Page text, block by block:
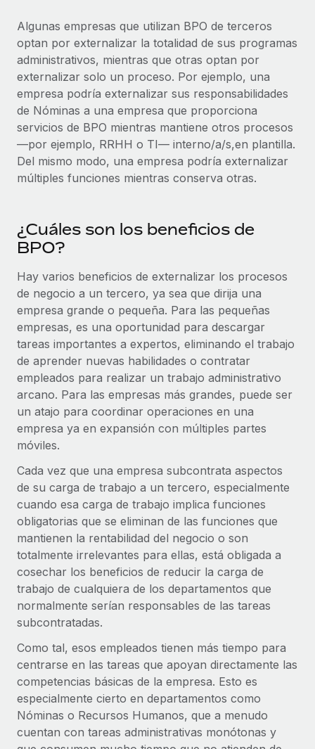
Pento se convierte en un empleador equitativo
con Remote
Gestionar las nóminas internamente es complicado. Tardas
semanas en hacerlo manualmente y, al mes...
Más información
Algunas empresas que utilizan BPO de terceros
optan por externalizar la totalidad de sus programas
administrativos, mientras que otras optan por
externalizar solo un proceso. Por ejemplo, una
empresa podría externalizar sus responsabilidades
de Nóminas a una empresa que proporciona
servicios de BPO mientras mantiene otros procesos
—por ejemplo, RRHH o TI— interno/a/s,en plantilla.
Del mismo modo, una empresa podría externalizar
múltiples funciones mientras conserva otras.
¿Cuáles son los beneficios de
BPO?
Hay varios beneficios de externalizar los procesos
de negocio a un tercero, ya sea que dirija una
empresa grande o pequeña. Para las pequeñas
empresas, es una oportunidad para descargar
tareas importantes a expertos, eliminando el trabajo
de aprender nuevas habilidades o contratar
empleados para realizar un trabajo administrativo
arcano. Para las empresas más grandes, puede ser
un atajo para coordinar operaciones en una
empresa ya en expansión con múltiples partes
móviles.
Cada vez que una empresa subcontrata aspectos
de su carga de trabajo a un tercero, especialmente
cuando esa carga de trabajo implica funciones
obligatorias que se eliminan de las funciones que
mantienen la rentabilidad del negocio o son
totalmente irrelevantes para ellas, está obligada a
cosechar los beneficios de reducir la carga de
trabajo de cualquiera de los departamentos que
normalmente serían responsables de las tareas
subcontratadas.
Como tal, esos empleados tienen más tiempo para
centrarse en las tareas que apoyan directamente las
competencias básicas de la empresa. Esto es
especialmente cierto en departamentos como
Nóminas o Recursos Humanos, que a menudo
cuentan con tareas administrativas monótonas y